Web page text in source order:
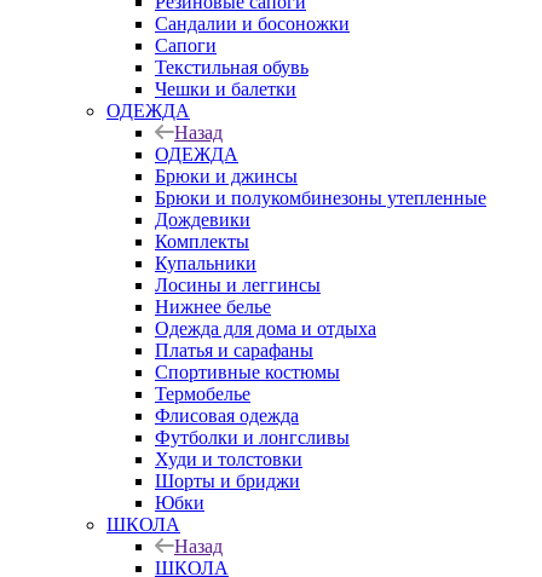
Сандалии и босоножки
Сапоги
Текстильная обувь
Чешки и балетки
ОДЕЖДА
Назад
ОДЕЖДА
Брюки и джинсы
Брюки и полукомбинезоны утепленные
Дождевики
Комплекты
Купальники
Лосины и леггинсы
Нижнее белье
Одежда для дома и отдыха
Платья и сарафаны
Спортивные костюмы
Термобелье
Флисовая одежда
Футболки и лонгсливы
Худи и толстовки
Шорты и бриджи
Юбки
ШКОЛА
Назад
ШКОЛА